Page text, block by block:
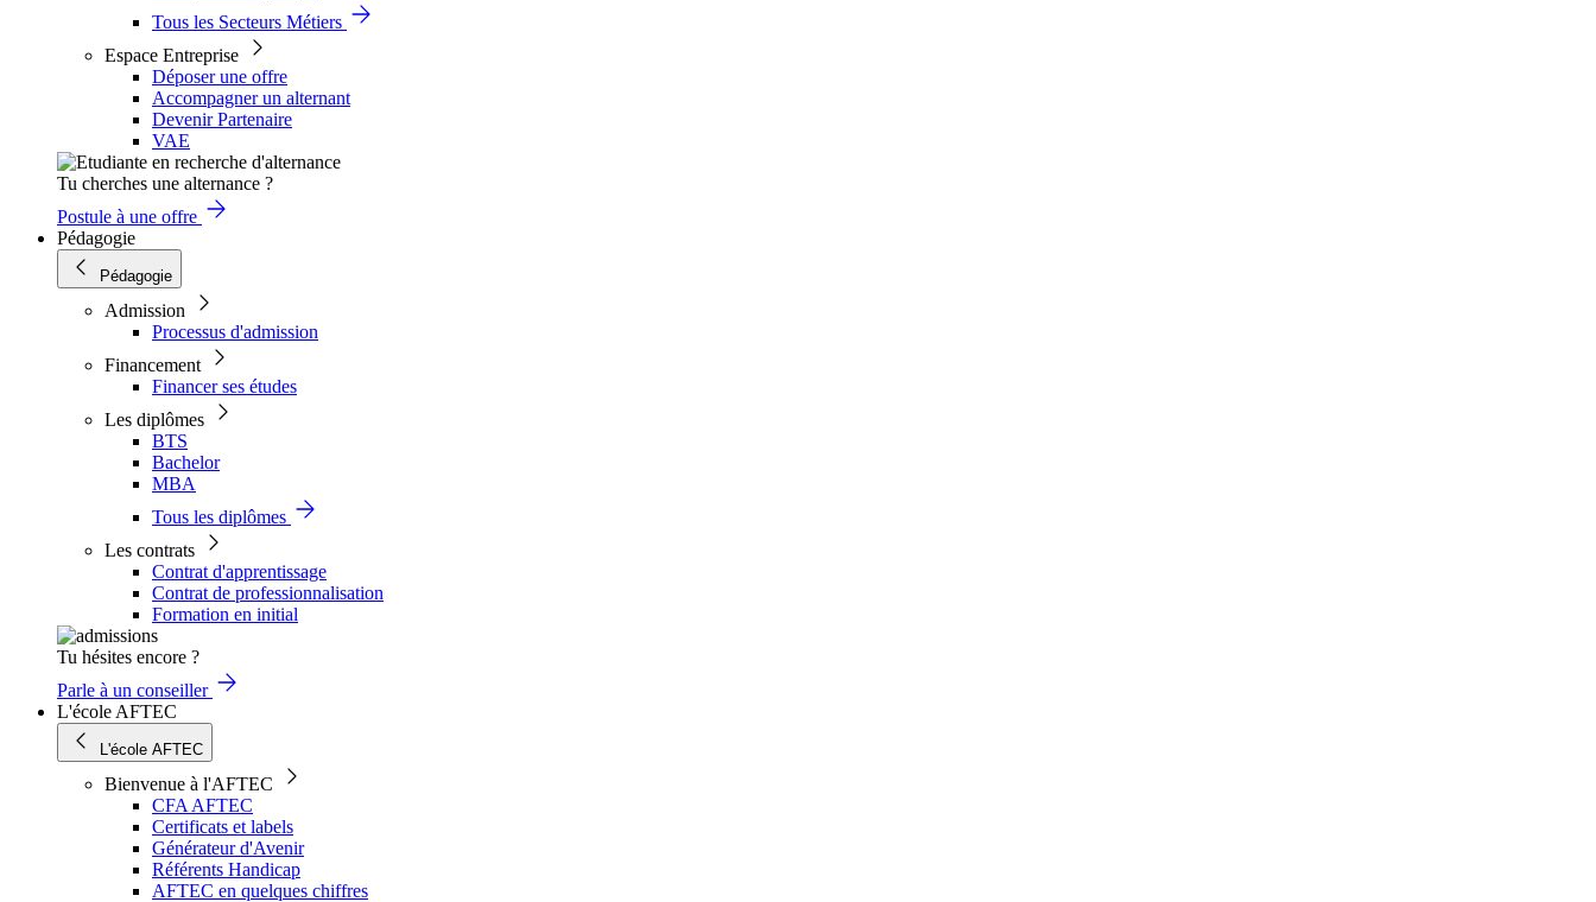
Tous les Secteurs Métiers
Espace Entreprise
Déposer une offre
Accompagner un alternant
Devenir Partenaire
VAE
Tu cherches une alternance ?
Postule à une offre
Pédagogie
Pédagogie
Admission
Processus d'admission
Financement
Financer ses études
Les diplômes
BTS
Bachelor
MBA
Tous les diplômes
Les contrats
Contrat d'apprentissage
Contrat de professionnalisation
Formation en initial
Tu hésites encore ?
Parle à un conseiller
L'école AFTEC
L'école AFTEC
Bienvenue à l'AFTEC
CFA AFTEC
Certificats et labels
Générateur d'Avenir
Référents Handicap
AFTEC en quelques chiffres